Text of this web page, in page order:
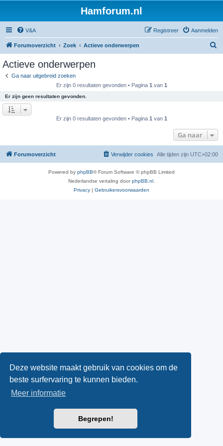
Deze website maakt gebruik van cookies om de
beste surfervaring te kunnen bieden.
Meer informatie
Begrepen!
Hamforum.nl
V&A Aanmelden
Registreer
Forumoverzicht Zoek Actieve onderwerpen
Actieve onderwerpen
Ga naar uitgebreid zoeken
Er zijn 0 resultaten gevonden • Pagina 1 van 1
Er zijn geen resultaten gevonden.
Er zijn 0 resultaten gevonden • Pagina 1 van 1
Ga naar
Forumoverzicht Alle tijden zijn UTC+02:00
Verwijder cookies
Powered by phpBB® Forum Software © phpBB Limited
Nederlandse vertaling doorphpBB.nl
Privacy | Gebruikersvoorwaarden